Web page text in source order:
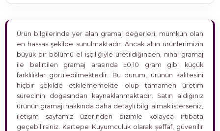
Ürün bilgilerinde yer alan gramaj değerleri, mümkün olan
en hassas şekilde sunulmaktadır. Ancak altın ürünlerimizin
büyük bir bölümü el işçiliğiyle üretildiğinden, nihai gramaj
ile belirtilen gramaj arasında ±0,10 gram gibi küçük
farklılıklar görülebilmektedir. Bu durum, ürünün kalitesini
hiçbir şekilde etkilememekte olup tamamen üretim
sürecinin doğasından kaynaklanmaktadır. Satın aldığınız
ürünün gramajı hakkında daha detaylı bilgi almak isterseniz,
iletişim sayfamız üzerinden bizimle kolayca irtibata
geçebilirsiniz. Kartepe Kuyumculuk olarak şeffaf, güvenilir